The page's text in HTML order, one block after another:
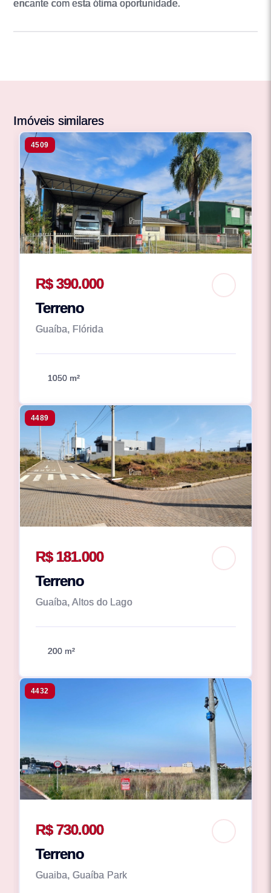
encante com esta ótima oportunidade.
Imóveis similares
4509
R$ 390.000
Terreno
Guaíba, Flórida
1050 m²
4489
R$ 181.000
Terreno
Guaíba, Altos do Lago
200 m²
4432
R$ 730.000
Terreno
Guaiba, Guaíba Park